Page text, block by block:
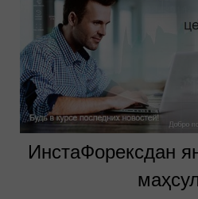
ИнстаФорексдан